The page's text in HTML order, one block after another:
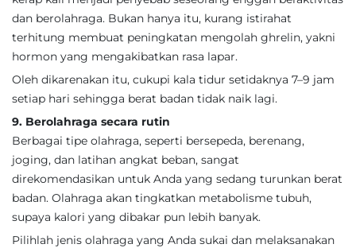
dan berolahraga. Bukan hanya itu, kurang istirahat
terhitung membuat peningkatan mengolah ghrelin, yakni
hormon yang mengakibatkan rasa lapar.
Oleh dikarenakan itu, cukupi kala tidur setidaknya 7–9 jam
setiap hari sehingga berat badan tidak naik lagi.
9. Berolahraga secara rutin
Berbagai tipe olahraga, seperti bersepeda, berenang,
joging, dan latihan angkat beban, sangat
direkomendasikan untuk Anda yang sedang turunkan berat
badan. Olahraga akan tingkatkan metabolisme tubuh,
supaya kalori yang dibakar pun lebih banyak.
Pilihlah jenis olahraga yang Anda sukai dan melaksanakan